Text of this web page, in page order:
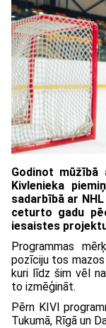
Godinot
Kivlenieka
sadarbībā ar
ceturto gadu
iesaistes
Programmas
pozīciju tos
kuri līdz šim vēl
to izmēģināt.
Pērn KIVI
Tukumā, Rīgā un